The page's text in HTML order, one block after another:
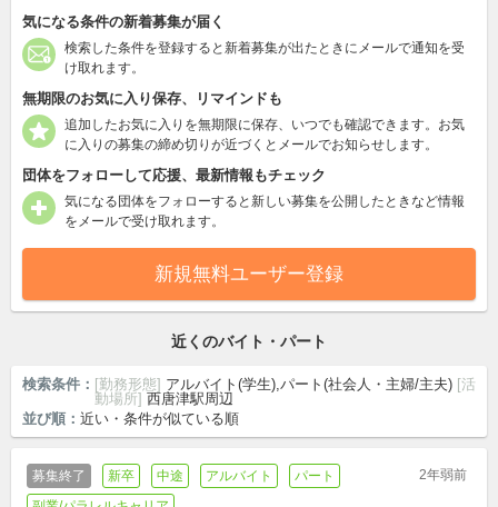
気になる条件の新着募集が届く
検索した条件を登録すると新着募集が出たときにメールで通知を受
け取れます。
無期限のお気に入り保存、リマインドも
追加したお気に入りを無期限に保存、いつでも確認できます。お気
に入りの募集の締め切りが近づくとメールでお知らせします。
団体をフォローして応援、最新情報もチェック
気になる団体をフォローすると新しい募集を公開したときなど情報
をメールで受け取れます。
新規無料ユーザー登録
近くのバイト・パート
検索条件： [勤務形態] アルバイト(学生),パート(社会人・主婦/主夫) [活
動場所] 西唐津駅周辺
並び順： 近い・条件が似ている順
募集終了 新卒 中途 アルバイト
パート
2年弱前